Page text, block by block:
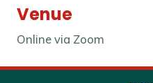
Venue
Online via Zoom